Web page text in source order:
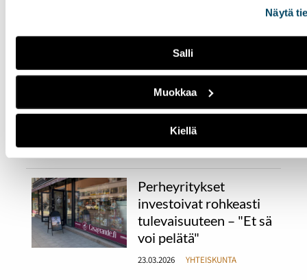
Näytä
Salli
Muokkaa
Kiellä
pelastushelikopterin
lentäjänä Turun
tukikohdassa. Lentäjien
työvuorot kestävät 48
tuntia. Sääolosuhteet ovat
iso stressitekijä Honkasalon
työssä.
Perheyritykset
investoivat rohkeasti
tulevaisuuteen – "Et sä
voi pelätä"
23.03.2026 YHTEISKUNTA